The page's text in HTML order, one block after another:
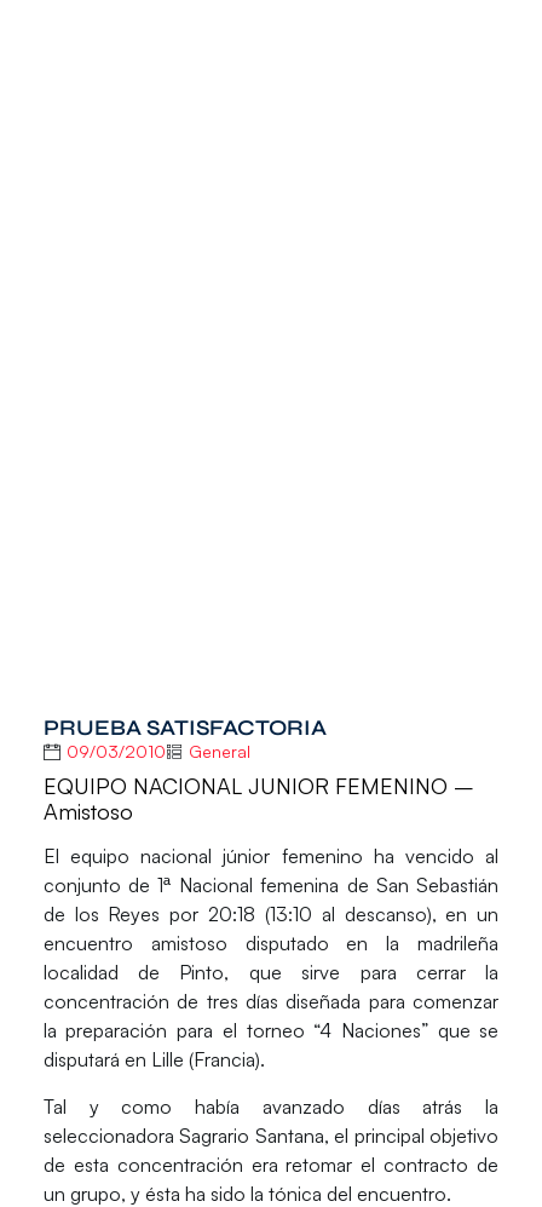
PRUEBA SATISFACTORIA
09/03/2010 General
EQUIPO NACIONAL JUNIOR FEMENINO –
Amistoso
El equipo nacional júnior femenino ha vencido al
conjunto de 1ª Nacional femenina de San Sebastián
de los Reyes por 20:18 (13:10 al descanso), en un
encuentro amistoso disputado en la madrileña
localidad de Pinto, que sirve para cerrar la
concentración de tres días diseñada para comenzar
la preparación para el torneo “4 Naciones” que se
disputará en Lille (Francia).
Tal y como había avanzado días atrás la
seleccionadora Sagrario Santana, el principal objetivo
de esta concentración era retomar el contracto de
un grupo, y ésta ha sido la tónica del encuentro.